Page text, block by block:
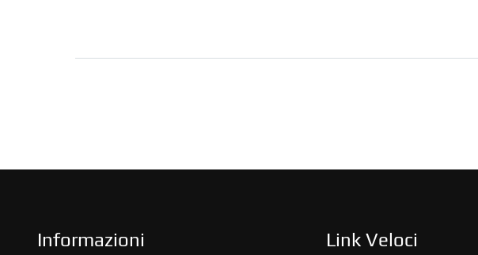
Informazioni Link Veloci